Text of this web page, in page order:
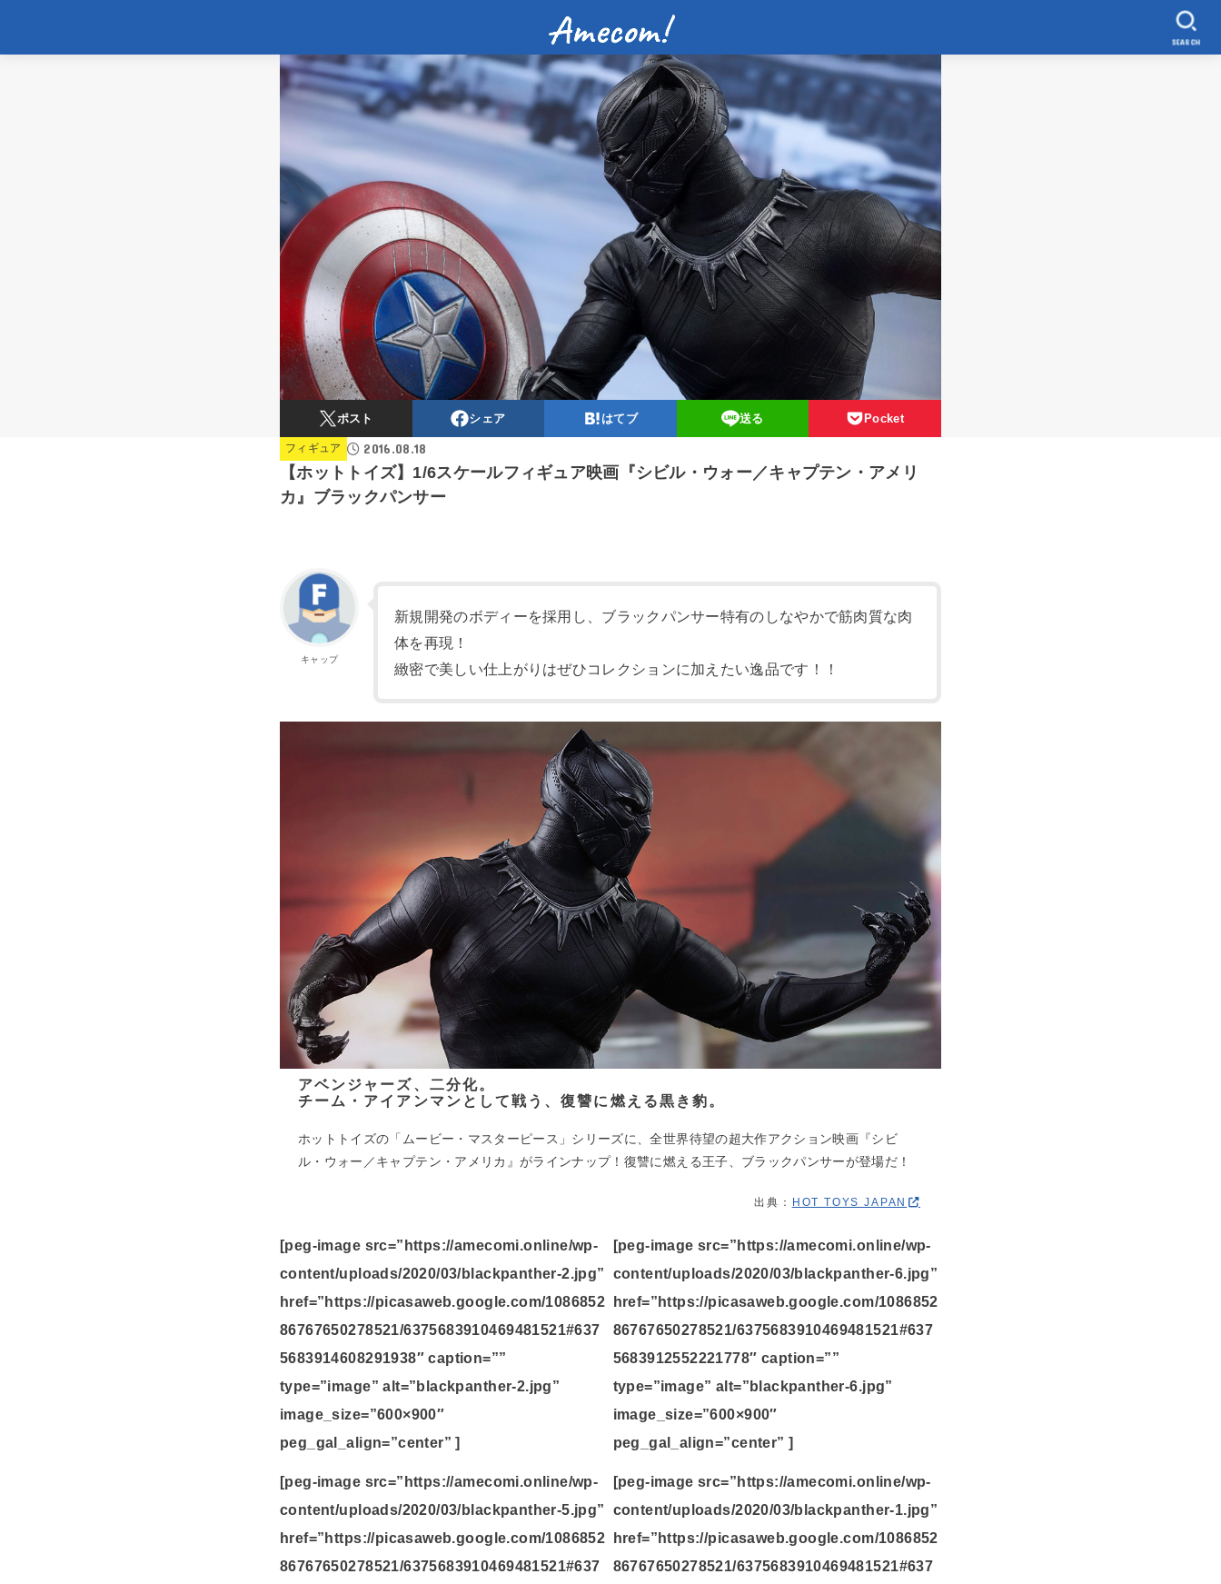
SEARCH
ポスト シェア はてブ 送る Pocket
フィギュア 2016.08.18
【ホットトイズ】1/6スケールフィギュア映画『シビル・ウォー／キャプテン・アメリ
カ』ブラックパンサー
キャップ
新規開発のボディーを採用し、ブラックパンサー特有のしなやかで筋肉質な肉
体を再現！
緻密で美しい仕上がりはぜひコレクションに加えたい逸品です！！
アベンジャーズ、二分化。
チーム・アイアンマンとして戦う、復讐に燃える黒き豹。
ホットトイズの「ムービー・マスターピース」シリーズに、全世界待望の超大作アクション映画『シビ
ル・ウォー／キャプテン・アメリカ』がラインナップ！復讐に燃える王子、ブラックパンサーが登場だ！
出典： HOT TOYS JAPAN
[peg-image src=”https://amecomi.online/wp-
content/uploads/2020/03/blackpanther-2.jpg”
href=”https://picasaweb.google.com/1086852
86767650278521/6375683910469481521#637
5683914608291938″ caption=””
type=”image” alt=”blackpanther-2.jpg”
image_size=”600×900″
peg_gal_align=”center” ]
[peg-image src=”https://amecomi.online/wp-
content/uploads/2020/03/blackpanther-6.jpg”
href=”https://picasaweb.google.com/1086852
86767650278521/6375683910469481521#637
5683912552221778″ caption=””
type=”image” alt=”blackpanther-6.jpg”
image_size=”600×900″
peg_gal_align=”center” ]
[peg-image src=”https://amecomi.online/wp-
content/uploads/2020/03/blackpanther-5.jpg”
href=”https://picasaweb.google.com/1086852
86767650278521/6375683910469481521#637
[peg-image src=”https://amecomi.online/wp-
content/uploads/2020/03/blackpanther-1.jpg”
href=”https://picasaweb.google.com/1086852
86767650278521/6375683910469481521#637